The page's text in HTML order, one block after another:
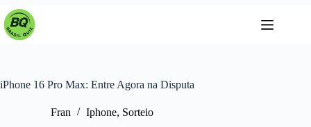
Pular
para
iPhone 16 Pro Max: Entre Agora na Disputa
Fran Iphone, Sorteio